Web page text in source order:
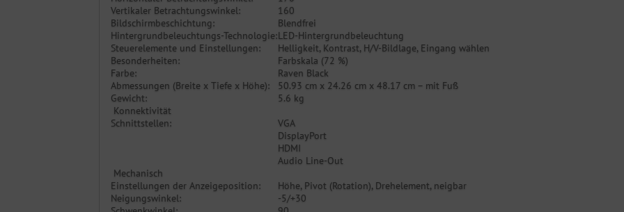
Vertikaler Betrachtungswinkel:
160
Bildschirmbeschichtung:
Blendfrei
Hintergrundbeleuchtungs-Technologie:LED-Hintergrundbeleuchtung
Steuerelemente und Einstellungen:
Helligkeit, Kontrast, H/V-Bildlage, Eingang wählen
Besonderheiten:
Farbskala (72 %)
Farbe:
Raven Black
Abmessungen (Breite x Tiefe x Höhe):
50.93 cm x 24.26 cm x 48.17 cm – mit Fuß
Gewicht:
5.6 kg
Konnektivität
Schnittstellen:
VGA
DisplayPort
HDMI
Audio Line-Out
Mechanisch
Einstellungen der Anzeigeposition:
Höhe, Pivot (Rotation), Drehelement, neigbar
Neigungswinkel:
-5/+30